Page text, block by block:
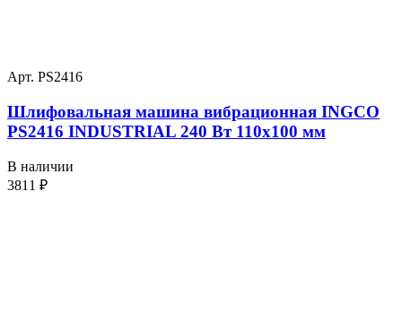
Арт. PS2416
Шлифовальная машина вибрационная INGCO
PS2416 INDUSTRIAL 240 Вт 110х100 мм
В наличии
3811 ₽